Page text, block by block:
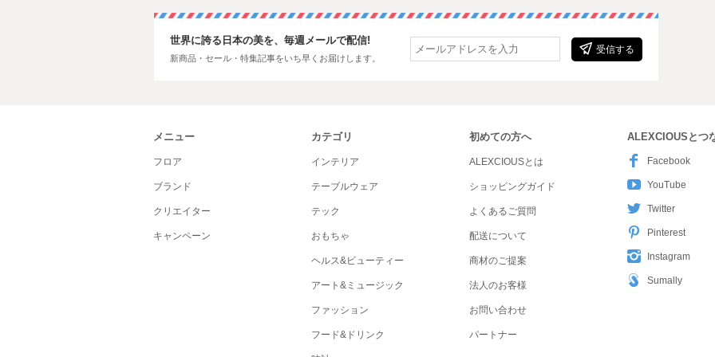
受信する
世界に誇る日本の美を、毎週メールで配信!
新商品・セール・特集記事をいち早くお届けします。
メニュー
フロア
ブランド
クリエイター
キャンペーン
カテゴリ
インテリア
テーブルウェア
テック
おもちゃ
ヘルス&ビューティー
アート&ミュージック
ファッション
フード&ドリンク
初めての方へ
ALEXCIOUSとは
ショッピングガイド
よくあるご質問
配送について
商材のご提案
法人のお客様
お問い合わせ
パートナー
ALEXCIOUSとつ
Facebook
YouTube
Twitter
Pinterest
Instagram
Sumally